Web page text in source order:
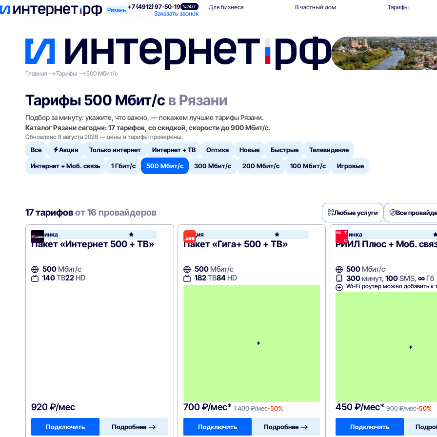
Рязань +7 (4912) 97-50-19 24/7
Заказать звонок
Поиск по адресу Для квартиры Для бизнеса В частный дом Тарифы
Главная
Тарифы 500 Мбит/с
Тарифы 500 Мбит/с в Рязани
Подбор за минуту: укажите, что важно, — покажем лучшие тарифы Рязани.
Каталог Рязани сегодня: 17 тарифов, со скидкой, скорости до 900 Мбит/с.
Обновлено 8 августа 2026 — цены и тарифы проверены.
Все Акции Только интернет Интернет + ТВ Оптика Новые Быстрые Телевидение
Интернет + Моб. связь 1 Гбит/с 500 Мбит/с 300 Мбит/с 200 Мбит/с 100 Мбит/с Игровые
17 тарифовот 16 провайдеров Любые услуги Все
Новинка
Пакет «Интернет 500 + ТВ»
500Мбит/с
140ТВ22HD
920 ₽/мес
Подключить Подробнее —>
Акция Дом.ру
Пакет «Гига+ 500 + ТВ»
500Мбит/с
182ТВ84HD
700 ₽/мес* 1 400 ₽/мес-50%
Подключить Подробнее —>
Новинка
РИИЛ Плюс + Моб.
500 Мбит/с
300минут,100SMS,∞ Гб
Wi-Fi роутер можно добавить к
450 ₽/мес* 900 ₽/мес-50%
Подключить